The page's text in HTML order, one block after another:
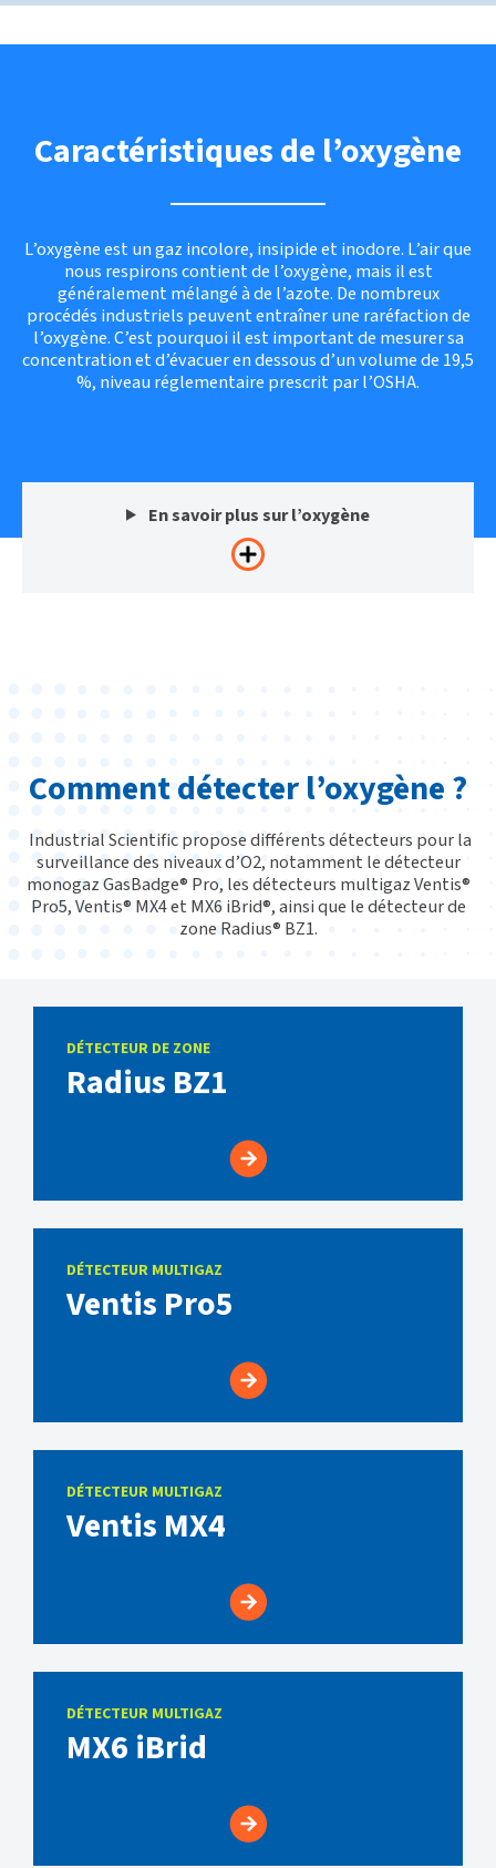
Caractéristiques de l’oxygène
L’oxygène est un gaz incolore, insipide et inodore. L’air que
nous respirons contient de l’oxygène, mais il est
généralement mélangé à de l’azote. De nombreux
procédés industriels peuvent entraîner une raréfaction de
l’oxygène. C’est pourquoi il est important de mesurer sa
concentration et d’évacuer en dessous d’un volume de 19,5
%, niveau réglementaire prescrit par l’OSHA.
En savoir plus sur l’oxygène
Comment détecter l’oxygène ?
Industrial Scientific propose différents détecteurs pour la
surveillance des niveaux d’O2, notamment le détecteur
monogaz GasBadge® Pro, les détecteurs multigaz Ventis®
Pro5, Ventis® MX4 et MX6 iBrid®, ainsi que le détecteur de
zone Radius® BZ1.
DÉTECTEUR DE ZONE
Radius BZ1
DÉTECTEUR MULTIGAZ
Ventis Pro5
DÉTECTEUR MULTIGAZ
Ventis MX4
DÉTECTEUR MULTIGAZ
MX6 iBrid